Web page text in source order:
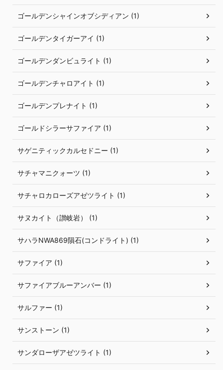
ゴールデンシャインオブシディアン (1)
ゴールデンタイガーアイ (1)
ゴールデンダンビュライト (1)
ゴールデンチャロアイト (1)
ゴールデンプレナイト (1)
ゴールドシラーサファイア (1)
サゲニティックカルセドニー (1)
サチャマニクォーツ (1)
サチャロカローズアゼツライト (1)
サヌカイト（讃岐岩） (1)
サハラNWA869隕石(コンドライト) (1)
サファイア (1)
サファイアブルーアンバー (1)
サルファー (1)
サンストーン (1)
サンダローザアゼツライト (1)